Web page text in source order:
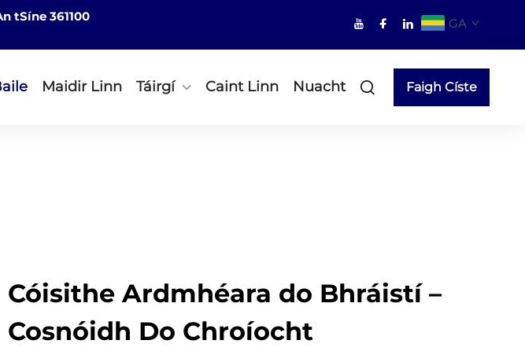
tSíne 361100
GA
Maidir Linn Táirgí Caint Linn Nuacht Faigh Císte
Cóisithe Ardmhéara do Bhráistí –
Cosnóidh Do Chroíocht